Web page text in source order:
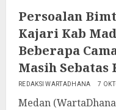
Persoalan
Kajari Kab
Beberapa
Masih
REDAKSI WARTADHANA 7
Medan